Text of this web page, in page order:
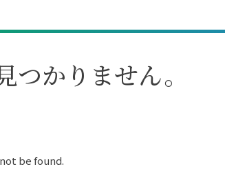
かりません。
be found.